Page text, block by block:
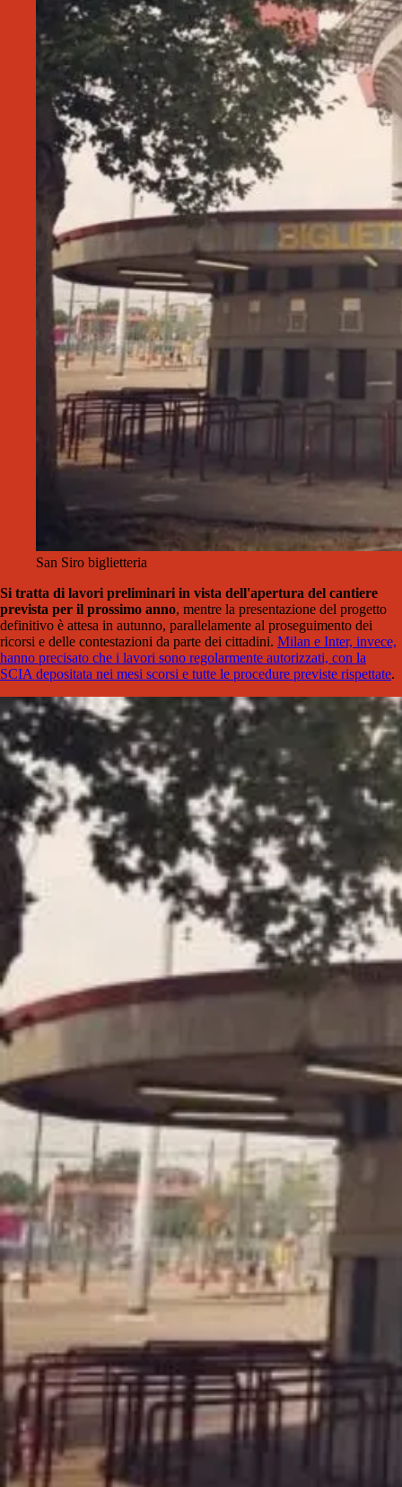
San Siro biglietteria
Si tratta di lavori preliminari in vista dell'apertura del cantiere
prevista per il prossimo anno, mentre la presentazione del progetto
definitivo è attesa in autunno, parallelamente al proseguimento dei
ricorsi e delle contestazioni da parte dei cittadini. Milan e Inter, invece,
hanno precisato che i lavori sono regolarmente autorizzati, con la
SCIA depositata nei mesi scorsi e tutte le procedure previste rispettate.